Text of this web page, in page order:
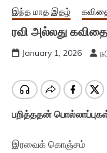
இந்த மாத இதழ்
ரவி அல்லது
January 1, 2026
பறித்ததன்
இரவைக் கொஞ்சம்